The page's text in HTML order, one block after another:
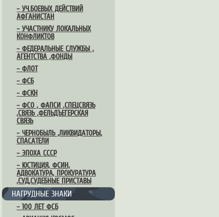
– УЧ.БОЕВЫХ ДЕЙСТВИЙ
АФГАНИСТАН
– УЧАСТНИКУ ЛОКАЛЬНЫХ
КОНФЛИКТОВ
– ФЕДЕРАЛЬНЫЕ СЛУЖБЫ ,
АГЕНТСТВА ,ФОНДЫ
– ФЛОТ
– ФСБ
– ФСКН
– ФСО , ФАПСИ ,СПЕЦСВЯЗЬ
,СВЯЗЬ ,ФЕЛЬДЪЕГЕРСКАЯ
СВЯЗЬ
– ЧЕРНОБЫЛЬ ,ЛИКВИДАТОРЫ,
СПАСАТЕЛИ
– ЭПОХА СССР
– ЮСТИЦИЯ, ФСИН,
АДВОКАТУРА, ПРОКУРАТУРА
,СУД,СУДЕБНЫЕ ПРИСТАВЫ
НАГРУДНЫЕ ЗНАКИ
– 100 ЛЕТ ФСБ